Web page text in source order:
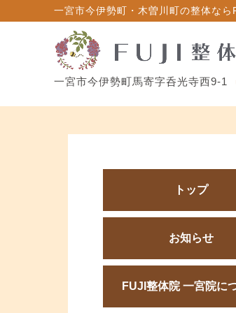
一宮市今伊勢町・木曽川町の整体な
一宮市今伊勢町馬寄字呑光寺西9-1
トップ
お知らせ
FUJI整体院 一宮院に